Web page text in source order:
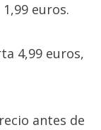
euros.
4,99 euros,
antes de